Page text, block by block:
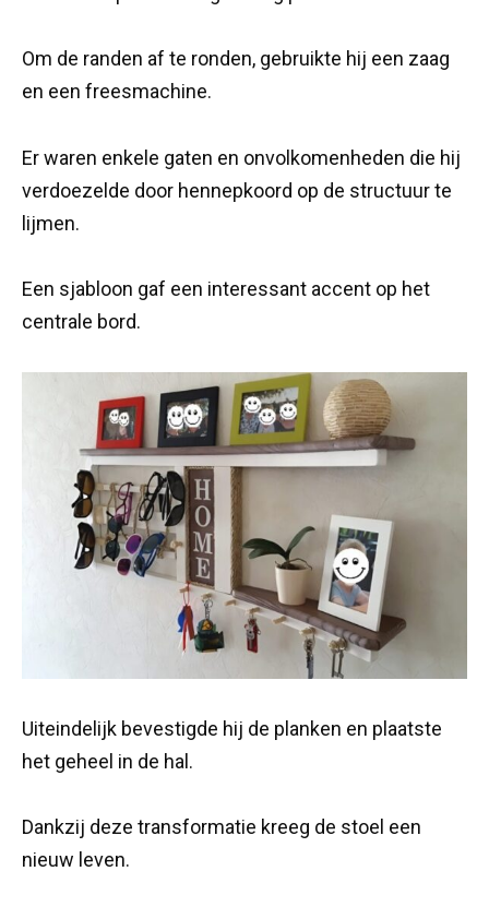
Om de randen af te ronden, gebruikte hij een zaag
en een freesmachine.
Er waren enkele gaten en onvolkomenheden die hij
verdoezelde door hennepkoord op de structuur te
lijmen.
Een sjabloon gaf een interessant accent op het
centrale bord.
Uiteindelijk bevestigde hij de planken en plaatste
het geheel in de hal.
Dankzij deze transformatie kreeg de stoel een
nieuw leven.